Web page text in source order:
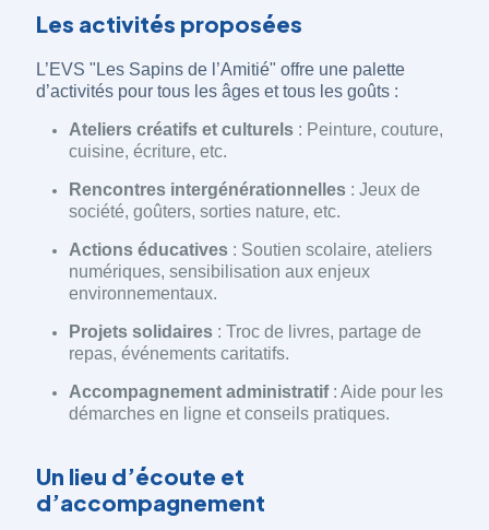
Les activités proposées
L’EVS "Les Sapins de l’Amitié" offre une palette
d’activités pour tous les âges et tous les goûts :
Ateliers créatifs et culturels : Peinture, couture,
cuisine, écriture, etc.
Rencontres intergénérationnelles : Jeux de
société, goûters, sorties nature, etc.
Actions éducatives : Soutien scolaire, ateliers
numériques, sensibilisation aux enjeux
environnementaux.
Projets solidaires : Troc de livres, partage de
repas, événements caritatifs.
Accompagnement administratif: Aide pour les
démarches en ligne et conseils pratiques.
Un lieu d’écoute et
d’accompagnement